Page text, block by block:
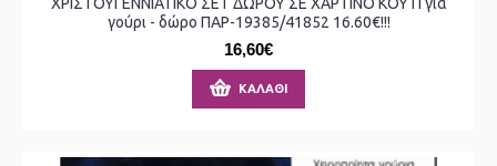
γούρι - δώρο ΠΑΡ-19385/41852 16.60€!!!
16,60€
ΚΑΛΆΘΙ